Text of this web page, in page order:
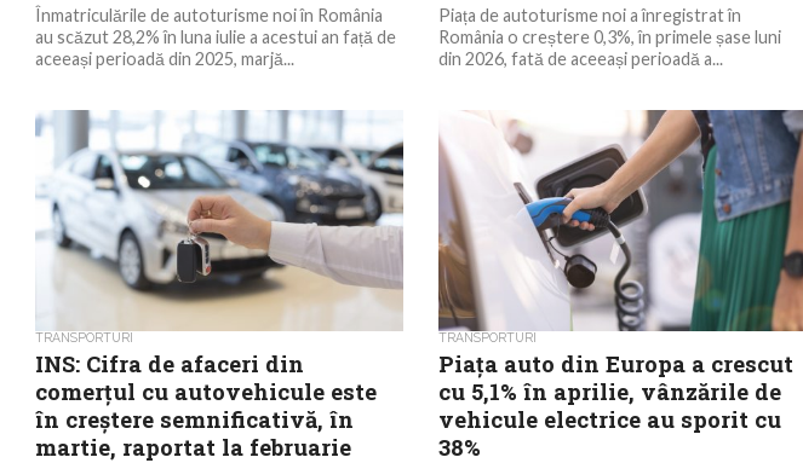
Înmatriculările de autoturisme noi în România
au scăzut 28,2% în luna iulie a acestui an față de
aceeași perioadă din 2025, marjă...
Piața de autoturisme noi a înregistrat în
România o creștere 0,3%, în primele șase luni
din 2026, fată de aceeași perioadă a...
TRANSPORTURI
INS: Cifra de afaceri din
comerţul cu autovehicule este
în creştere semnificativă, în
martie, raportat la februarie
TRANSPORTURI
Piața auto din Europa a crescut
cu 5,1% în aprilie, vânzările de
vehicule electrice au sporit cu
38%